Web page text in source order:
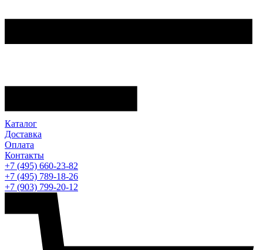
Каталог
Доставка
Оплата
Контакты
+7 (495) 660-23-82
+7 (495) 789-18-26
+7 (903) 799-20-12